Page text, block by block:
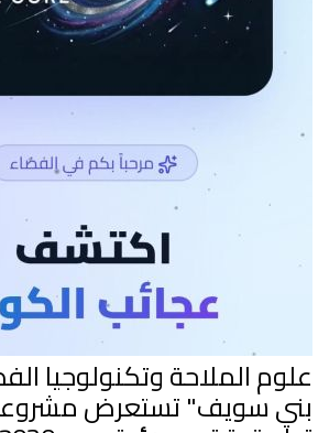
علوم الملاحة وتكنولوجيا
بني سويف" تستعرض